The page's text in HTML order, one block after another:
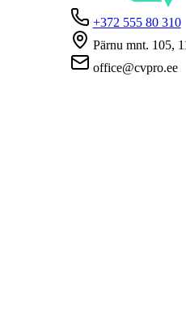
+372 555 80 310
Pärnu mnt. 105,
office@cvpro.ee